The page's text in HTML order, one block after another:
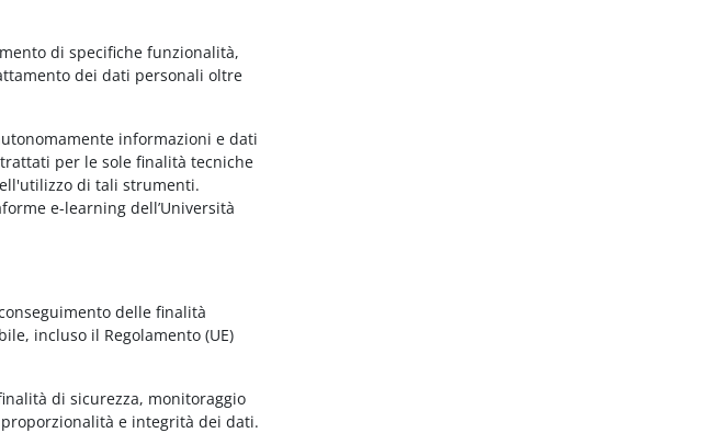
di specifiche funzionalità,
dei dati personali oltre
informazioni e dati
per le sole finalità tecniche
di tali strumenti.
e-learning dell’Università
delle finalità
incluso il Regolamento (UE)
di sicurezza, monitoraggio
e integrità dei dati.